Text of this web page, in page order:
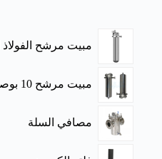
مبيت مرشح الفولاذ
مبيت مرشح 10 بوصة
مصافي السلة